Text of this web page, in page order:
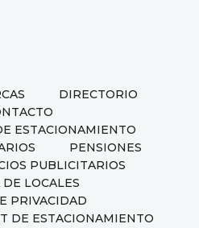
DIRECTORIO
ESTACIONAMIENTO
PENSIONES
PUBLICITARIOS
LOCALES
PRIVACIDAD
DE ESTACIONAMIENTO